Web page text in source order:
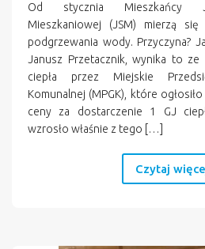
Od stycznia Mieszkańcy
Mieszkaniowej (JSM) mierzą
podgrzewania wody. Przyczyna?
Janusz Przetacznik, wynika to
ciepła przez Miejskie
Komunalnej (MPGK), które
ceny za dostarczenie 1 GJ
wzrosło właśnie z tego […]
Czytaj